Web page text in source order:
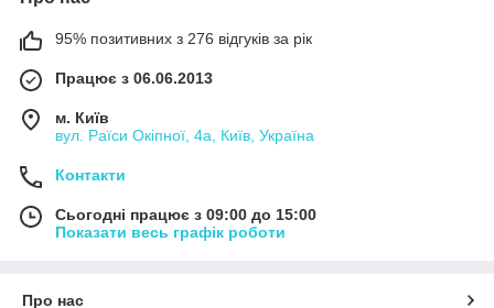
95% позитивних з 276 відгуків за рік
Працює з 06.06.2013
м. Київ
вул. Раїси Окіпної, 4а, Київ, Україна
Контакти
Сьогодні працює з 09:00 до 15:00
Показати весь графік роботи
Про нас